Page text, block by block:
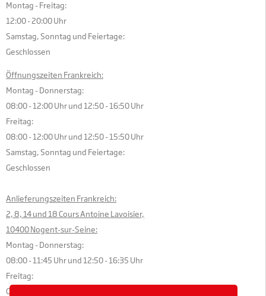
Montag - Freitag:
12:00 - 20:00 Uhr
Samstag, Sonntag und Feiertage:
Geschlossen
Öffnungszeiten Frankreich:
Montag - Donnerstag:
08:00 - 12:00 Uhr und 12:50 - 16:50 Uhr
Freitag:
08:00 - 12:00 Uhr und 12:50 - 15:50 Uhr
Samstag, Sonntag und Feiertage:
Geschlossen
Anlieferungszeiten Frankreich:
2, 8, 14 und 18 Cours Antoine Lavoisier,
10400 Nogent-sur-Seine:
Montag - Donnerstag:
08:00 - 11:45 Uhr und 12:50 - 16:35 Uhr
Freitag:
08:00 - 11:45 Uhr und 12:50 - 15:35 Uhr